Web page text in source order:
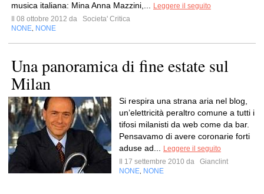
musica italiana: Mina Anna Mazzini,...
Leggere il seguito
Il 08 ottobre 2012 da
Societa' Critica
NONE NONE
Una panoramica di fine estate sul
Milan
Si respira una strana aria nel blog,
un’elettricità peraltro comune a tutti i
tifosi milanisti da web come da bar.
Pensavamo di avere coronarie forti
aduse ad...
Leggere il seguito
Il 17 settembre 2010 da
Gianclint
NONE NONE